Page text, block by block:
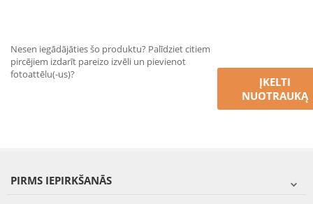
Nesen iegādājāties šo produktu? Palīdziet citiem
pircējiem izdarīt pareizo izvēli un pievienot
fotoattēlu(-us)?
ĮKELTI
NUOTRAUKĄ
PIRMS IEPIRKŠANĀS